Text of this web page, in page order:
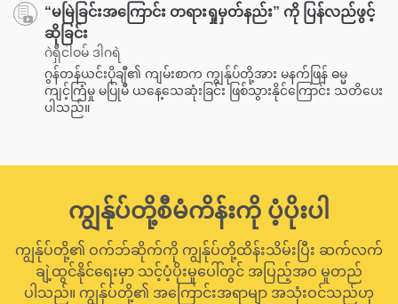
“မမြဲခြင်းအကြောင်း တရားရှုမှတ်နည်း” ကို ပြန်လည်ဖွင့်
ဆိုခြင်း
ဂဲရှီငါဝမ် ဒါဂရဲ
ဂွန်တန်ယင်းပိုချီ၏ ကျမ်းစာက ကျွန်ုပ်တို့အား မနက်ဖြန် ဓမ္မ
ကျင့်ကြံမှု မပြုမီ ယနေ့သေဆုံးခြင်း ဖြစ်သွားနိုင်ကြောင်း သတိပေး
ပါသည်။
ကျွန်ုပ်တို့စီမံကိန်းကို ပံ့ပိုးပါ
ကျွန်ုပ်တို့၏ ဝက်ဘ်ဆိုက်ကို ကျွန်ုပ်တို့ထိန်းသိမ်းပြီး ဆက်လက်
ချဲ့ထွင်နိုင်ရေးမှာ သင့်ပံ့ပိုးမှုပေါ်တွင် အပြည့်အဝ မူတည်
ပါသည်။ ကျွန်ုပ်တို့၏ အကြောင်းအရာမျာ အသုံးဝင်သည်ဟု